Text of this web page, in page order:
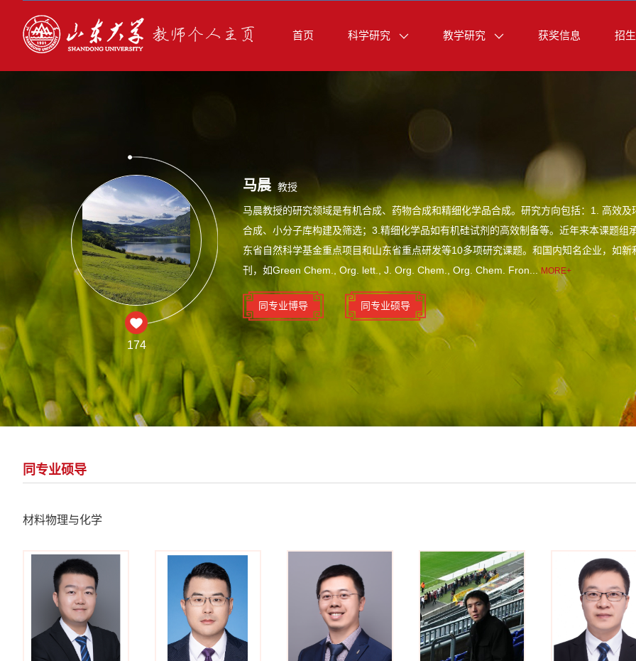
首页 科学研究 教学研究 获奖信息 招
174
马晨 教授
马晨教授的研究领域是有机合成、药物合成和精细化学品合成。研究方向包括：1. 高效
合成、小分子库构建及筛选；3.精细化学品如有机硅试剂的高效制备等。近年来本课题
东省自然科学基金重点项目和山东省重点研发等10多项研究课题。和国内知名企业，如
刊，如Green Chem., Org. lett., J. Org. Chem., Org. Chem. Fron... MORE+
同专业博导 同专业硕导
同专业硕导
材料物理与化学